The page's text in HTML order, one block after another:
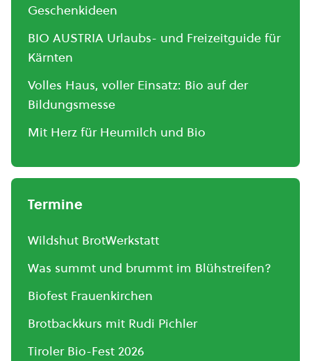
Geschenkideen
BIO AUSTRIA Urlaubs- und Freizeitguide für
Kärnten
Volles Haus, voller Einsatz: Bio auf der
Bildungsmesse
Mit Herz für Heumilch und Bio
Termine
Wildshut BrotWerkstatt
Was summt und brummt im Blühstreifen?
Biofest Frauenkirchen
Brotbackkurs mit Rudi Pichler
Tiroler Bio-Fest 2026